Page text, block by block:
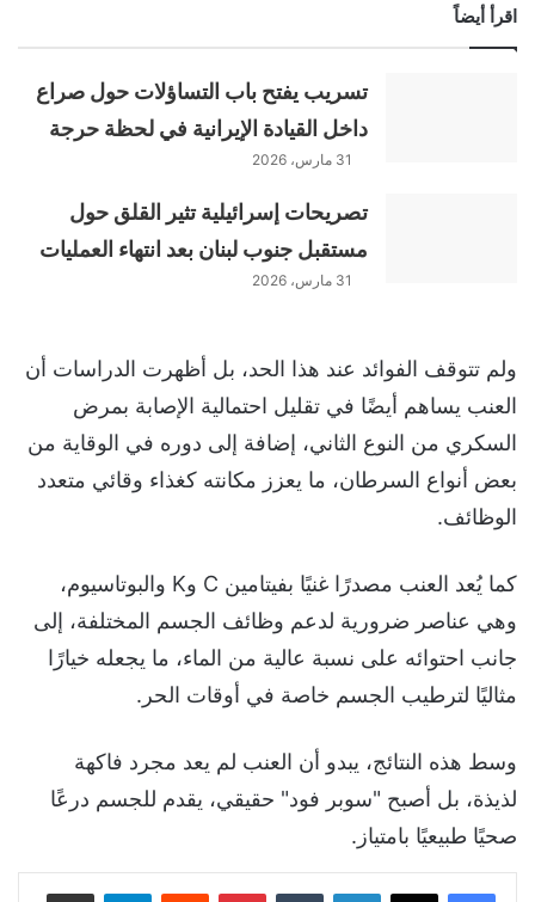
اقرأ أيضاً
تسريب يفتح باب التساؤلات حول صراع
داخل القيادة الإيرانية في لحظة حرجة
31 مارس، 2026
تصريحات إسرائيلية تثير القلق حول
مستقبل جنوب لبنان بعد انتهاء العمليات
31 مارس، 2026
ولم تتوقف الفوائد عند هذا الحد، بل أظهرت الدراسات أن
العنب يساهم أيضًا في تقليل احتمالية الإصابة بمرض
السكري من النوع الثاني، إضافة إلى دوره في الوقاية من
بعض أنواع السرطان، ما يعزز مكانته كغذاء وقائي متعدد
الوظائف.
كما يُعد العنب مصدرًا غنيًا بفيتامين C وK والبوتاسيوم،
وهي عناصر ضرورية لدعم وظائف الجسم المختلفة، إلى
جانب احتوائه على نسبة عالية من الماء، ما يجعله خيارًا
مثاليًا لترطيب الجسم خاصة في أوقات الحر.
وسط هذه النتائج، يبدو أن العنب لم يعد مجرد فاكهة
لذيذة، بل أصبح "سوبر فود" حقيقي، يقدم للجسم درعًا
صحيًا طبيعيًا بامتياز.
لينكدإن بينتيريست